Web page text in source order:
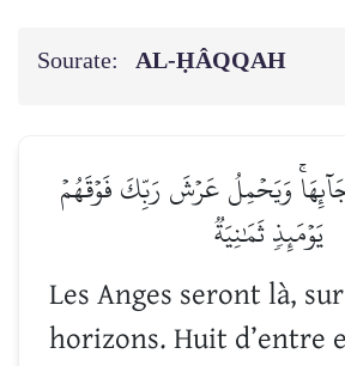
Sourate: AL-ḤÂQQAH
وَيَحۡمِلُ عَرۡشَ رَبِّكَ فَوۡقَهُمۡ
يَوۡمَئِذٖ ثَمَٰنِيَةٞ
Les Anges seront là,
horizons. Huit d’entre